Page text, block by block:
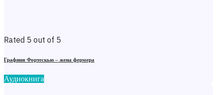
Rated 5 out of 5
Графиня Фортескью – жена фермера
Аудиокнига